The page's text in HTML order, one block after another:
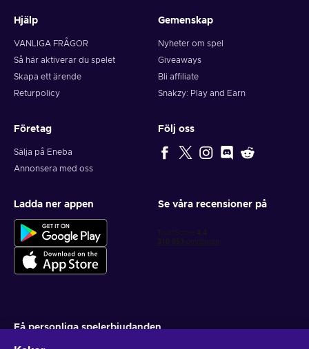
Hjälp
VANLIGA FRÅGOR
Så här aktiverar du spelet
Skapa ett ärende
Returpolicy
Gemenskap
Nyheter om spel
Giveaways
Bli affiliate
Snakzy: Play and Earn
Företag
Sälja på Eneba
Annonsera med oss
Följ oss
Ladda ner appen Se våra recensioner på
Få personliga spelerbjudanden